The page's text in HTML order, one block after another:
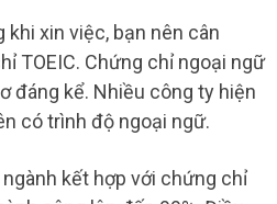
xin việc, bạn nên cân
TOEIC. Chứng chỉ ngoại ngữ
đáng kể. Nhiều công ty hiện
có trình độ ngoại ngữ.
kết hợp với chứng chỉ